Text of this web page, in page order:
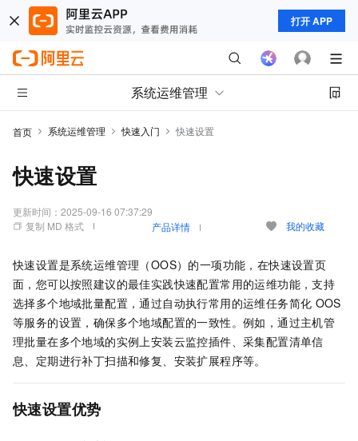
打开 APP
系统运维管理
首页 系统运维管理 快速入门 快速设置
快速设置
更新时间： 2025-09-16 07:37:29
复制 MD 格式
产品详情 我的收藏
快速设置是系统运维管理（OOS）的一项功能，在快速设置页
面，您可以按照建议的最佳实践快速配置常用的运维功能，支持
选择多个地域批量配置，通过自动执行常用的运维任务简化 OOS
等服务的设置，确保多个地域配置的一致性。例如，通过主机管
理批量在多个地域的实例上安装云监控插件、采集配置清单信
息、定期进行补丁扫描和修复、安装扩展程序等。
快速设置优势